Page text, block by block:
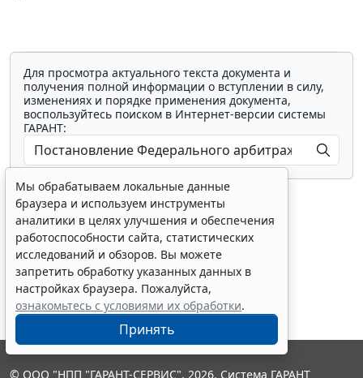
Для просмотра актуального текста документа и
получения полной информации о вступлении в силу,
изменениях и порядке применения документа,
воспользуйтесь поиском в Интернет-версии системы
ГАРАНТ:
Показать все материалы
Мы обрабатываем локальные данные
браузера и используем инструменты
аналитики в целях улучшения и обеспечения
работоспособности сайта, статистических
исследований и обзоров. Вы можете
запретить обработку указанных данных в
настройках браузера. Пожалуйста,
ознакомьтесь с условиями их обработки.
Принять
© ООО "НПП "ГАРАНТ-СЕРВИС", 2026. Система ГАРАНТ